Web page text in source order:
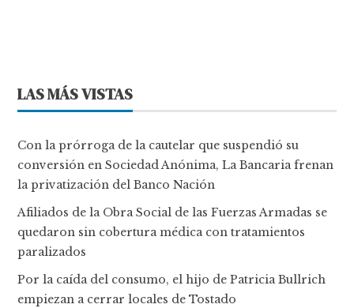
LAS MÁS VISTAS
Con la prórroga de la cautelar que suspendió su
conversión en Sociedad Anónima, La Bancaria frenan
la privatización del Banco Nación
Afiliados de la Obra Social de las Fuerzas Armadas se
quedaron sin cobertura médica con tratamientos
paralizados
Por la caída del consumo, el hijo de Patricia Bullrich
empiezan a cerrar locales de Tostado